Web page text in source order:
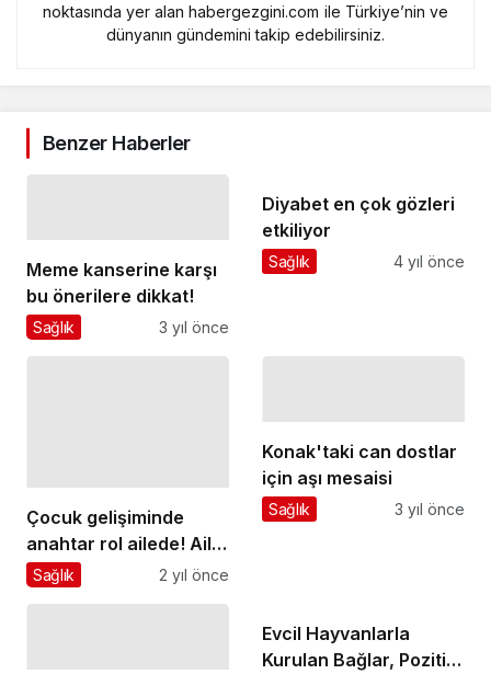
noktasında yer alan habergezgini.com ile Türkiye’nin ve
dünyanın gündemini takip edebilirsiniz.
Benzer Haberler
Meme kanserine karşı
bu önerilere dikkat!
Sağlık 3 yıl önce
Diyabet en çok gözleri
etkiliyor
Sağlık 4 yıl önce
Çocuk gelişiminde
anahtar rol ailede! Aile,
çevre ve okul çocuğun
Sağlık 2 yıl önce
Konak'taki can dostlar
için aşı mesaisi
Sağlık 3 yıl önce
Evcil Hayvanlarla
Kurulan Bağlar, Pozitif